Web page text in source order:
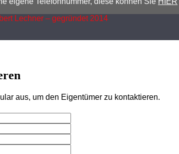
Lechner – gegründet 2014
aus, um den Eigentümer zu kontaktieren.